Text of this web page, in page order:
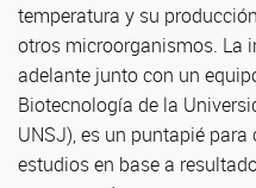
temperatura y su
otros microorganismos. La
adelante junto con un
Biotecnología de la
UNSJ), es un puntapié
estudios en base a